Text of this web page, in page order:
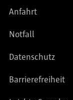
Anfahrt
Notfall
Datenschutz
Barrierefreiheit